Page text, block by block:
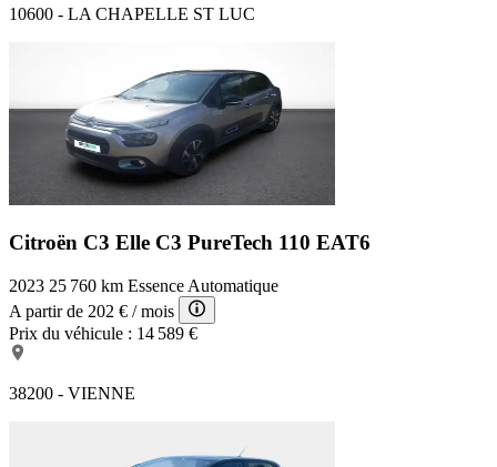
10600 - LA CHAPELLE ST LUC
Citroën C3 Elle C3 PureTech 110 EAT6
2023 25 760 km Essence Automatique
A partir de 202 € / mois
Prix du véhicule : 14 589 €
38200 - VIENNE